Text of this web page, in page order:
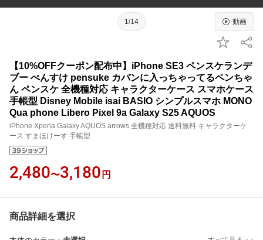
1/14 動画
【10%OFFクーポン配布中】iPhone SE3 ペンスケランデ
ブー ぺんすけ pensuke カバンに入っちゃってるペンちゃ
ん ペンスケ 全機種対応 キャラクターケース スマホケース
手帳型 Disney Mobile isai BASIO シンプルスマホ MONO
Qua phone Libero Pixel 9a Galaxy S25 AQUOS
iPhone Xperia Galaxy AQUOS arrows 全機種対応 送料無料 キャラクターケ
ース すまほけーす 手帳型
2,480〜3,180 円
商品詳細を選択